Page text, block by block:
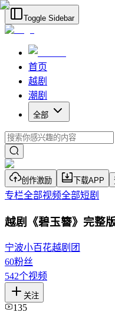
Toggle Sidebar
首页
越剧
潮剧
全部
创作激励 下载APP
专栏全部视频全部短剧
越剧《碧玉簪》完整
宁波小百花越剧团
60粉丝
542个视频
关注
135